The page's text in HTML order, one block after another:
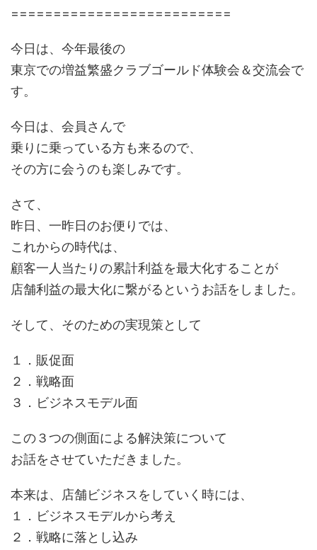
==========================
今日は、今年最後の
東京での増益繁盛クラブゴールド体験会＆交流会で
す。
今日は、会員さんで
乗りに乗っている方も来るので、
その方に会うのも楽しみです。
さて、
昨日、一昨日のお便りでは、
これからの時代は、
顧客一人当たりの累計利益を最大化することが
店舗利益の最大化に繋がるというお話をしました。
そして、そのための実現策として
１．販促面
２．戦略面
３．ビジネスモデル面
この３つの側面による解決策について
お話をさせていただきました。
本来は、店舗ビジネスをしていく時には、
１．ビジネスモデルから考え
２．戦略に落とし込み